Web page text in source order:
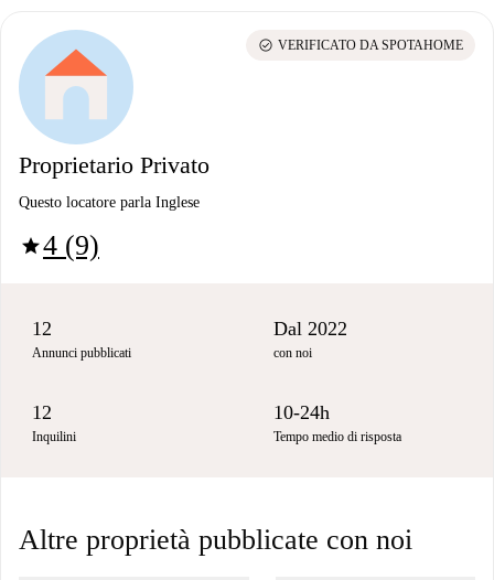
Proprietario Privato
Questo locatore parla Inglese
star4 (9)
check_circle VERIFICATO DA SPOTAHOME
12
Annunci pubblicati
Dal 2022
con noi
12
Inquilini
10-24h
Tempo medio di risposta
Altre proprietà pubblicate con noi